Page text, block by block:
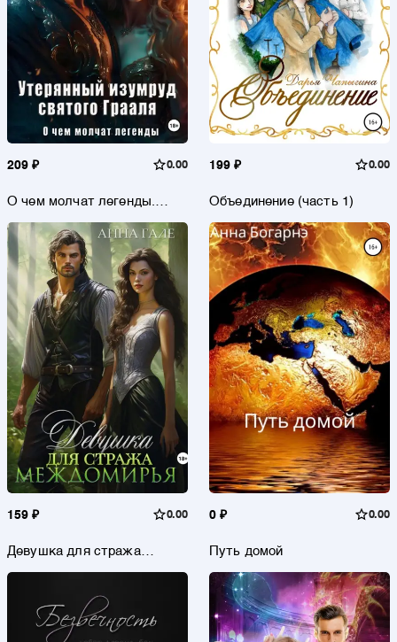
209 ₽ 0.00
О чем молчат легенды.
Грааля
199 ₽ 0.00
Объединение (часть 1)
159 ₽ 0.00
Девушка для стража
0 ₽ 0.00
Путь домой